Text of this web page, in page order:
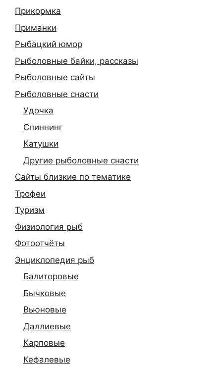
Прикормка
Приманки
Рыбацкий юмор
Рыболовные байки, рассказы
Рыболовные сайты
Рыболовные снасти
Удочка
Спиннинг
Катушки
Другие рыболовные снасти
Сайты близкие по тематике
Трофеи
Туризм
Физиология рыб
Фотоотчёты
Энциклопедия рыб
Балиторовые
Бычковые
Вьюновые
Даллиевые
Карповые
Кефалевые